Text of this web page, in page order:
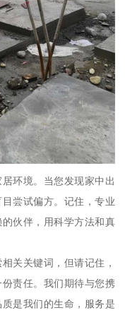
环境。当您发现家中出
尝试偏方。记住，专业
伙伴，用科学方法和真
关关键词，但请记住，
责任。我们期待与您携
是我们的生命，服务是